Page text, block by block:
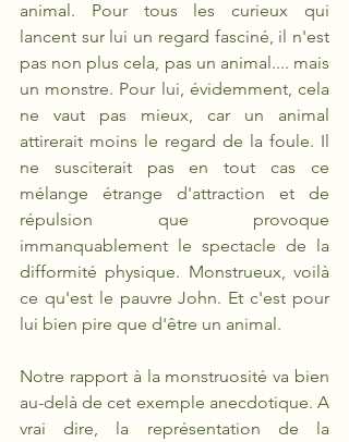
animal. Pour tous les curieux qui
lancent sur lui un regard fasciné, il n'est
pas non plus cela, pas un animal.... mais
un monstre. Pour lui, évidemment, cela
ne vaut pas mieux, car un animal
attirerait moins le regard de la foule. Il
ne susciterait pas en tout cas ce
mélange étrange d'attraction et de
répulsion que provoque
immanquablement le spectacle de la
difformité physique. Monstrueux, voilà
ce qu'est le pauvre John. Et c'est pour
lui bien pire que d'être un animal.
Notre rapport à la monstruosité va bien
au-delà de cet exemple anecdotique. A
vrai dire, la représentation de la